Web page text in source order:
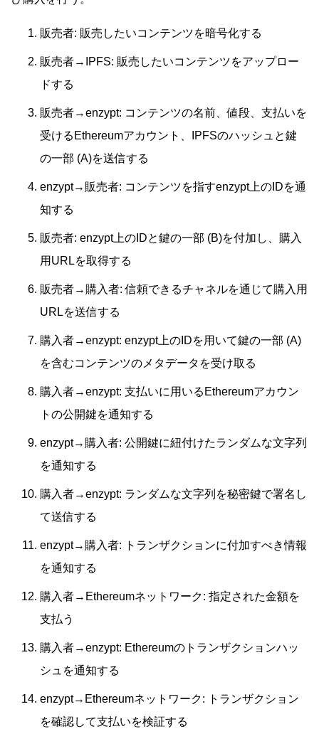
販売者: 販売したいコンテンツを暗号化する
販売者→IPFS: 販売したいコンテンツをアップロー
ドする
販売者→enzypt: コンテンツの名前、値段、支払いを
受けるEthereumアカウント、IPFSのハッシュと鍵
の一部 (A)を送信する
enzypt→販売者: コンテンツを指すenzypt上のIDを通
知する
販売者: enzypt上のIDと鍵の一部 (B)を付加し、購入
用URLを取得する
販売者→購入者: 信頼できるチャネルを通じて購入用
URLを送信する
購入者→enzypt: enzypt上のIDを用いて鍵の一部 (A)
を含むコンテンツのメタデータを受け取る
購入者→enzypt: 支払いに用いるEthereumアカウン
トの公開鍵を通知する
enzypt→購入者: 公開鍵に紐付けたランダムな文字列
を通知する
購入者→enzypt: ランダムな文字列を秘密鍵で署名し
て送信する
enzypt→購入者: トランザクションに付加すべき情報
を通知する
購入者→Ethereumネットワーク: 指定された金額を
支払う
購入者→enzypt: Ethereumのトランザクションハッ
シュを通知する
enzypt→Ethereumネットワーク: トランザクション
を確認して支払いを検証する